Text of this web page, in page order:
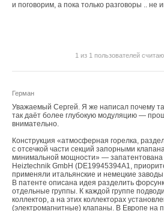
и поговорим, а пока только разговоры .. не
1 из 1 пользователей
Герман
Уважаемый Сергей. Я же написал почему
так даёт более глубокую модуляцию —
внимательно.
Конструкция «атмосферная горелка,
с отсечкой части секций запорными
минимальной мощности» — запатентована
Heiztechnik GmbH (DE19945394A1,
применяли итальянские и немецкие
В патенте описана идея разделить
отдельные группы. К каждой группе
коллектор, а на этих коллекторах
(электромагнитные) клапаны. В Европе на